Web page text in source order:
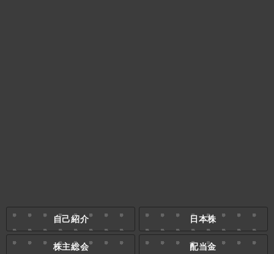
自己紹介 日本株
株主総会 配当金